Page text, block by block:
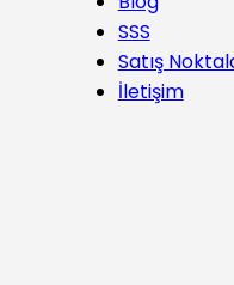
SSS
Satış
İletişim